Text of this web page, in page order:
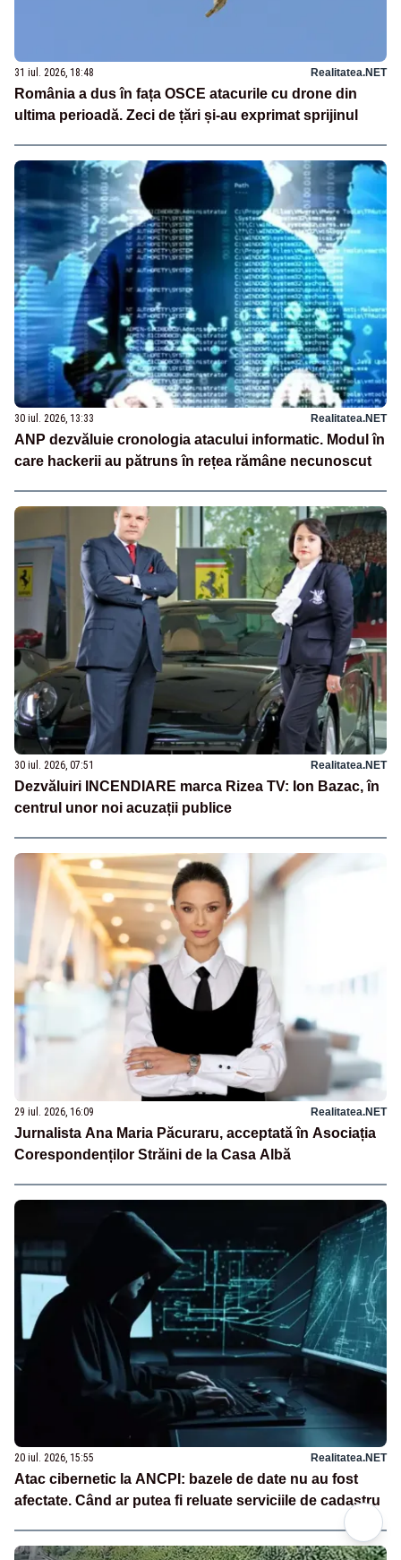
31 iul. 2026, 18:48 Realitatea.NET
România a dus în fața OSCE atacurile cu drone din
ultima perioadă. Zeci de țări și-au exprimat sprijinul
30 iul. 2026, 13:33 Realitatea.NET
ANP dezvăluie cronologia atacului informatic. Modul în
care hackerii au pătruns în rețea rămâne necunoscut
30 iul. 2026, 07:51 Realitatea.NET
Dezvăluiri INCENDIARE marca Rizea TV: Ion Bazac, în
centrul unor noi acuzații publice
29 iul. 2026, 16:09 Realitatea.NET
Jurnalista Ana Maria Păcuraru, acceptată în Asociația
Corespondenților Străini de la Casa Albă
20 iul. 2026, 15:55 Realitatea.NET
Atac cibernetic la ANCPI: bazele de date nu au fost
afectate. Când ar putea fi reluate serviciile de cadastru